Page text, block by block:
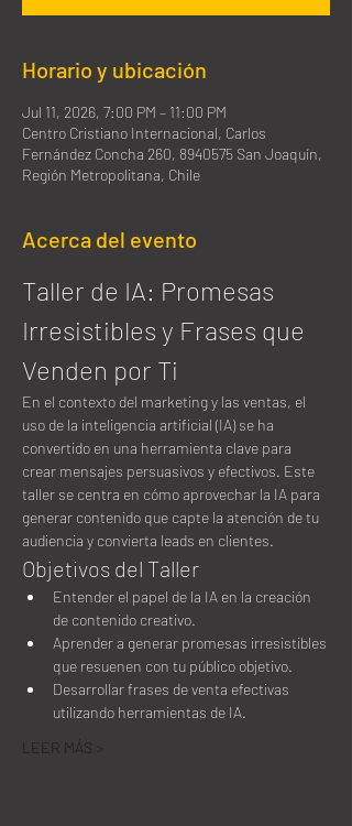
Horario y ubicación
Jul 11, 2026, 7:00 PM – 11:00 PM
Centro Cristiano Internacional, Carlos
Fernández Concha 260, 8940575 San Joaquín,
Región Metropolitana, Chile
Acerca del evento
Taller de IA: Promesas
Irresistibles y Frases que
Venden por Ti
En el contexto del marketing y las ventas, el
uso de la inteligencia artificial (IA) se ha
convertido en una herramienta clave para
crear mensajes persuasivos y efectivos. Este
taller se centra en cómo aprovechar la IA para
generar contenido que capte la atención de tu
audiencia y convierta leads en clientes.
Objetivos del Taller
Entender el papel de la IA en la creación
de contenido creativo.
Aprender a generar promesas irresistibles
que resuenen con tu público objetivo.
Desarrollar frases de venta efectivas
utilizando herramientas de IA.
LEER MÁS >